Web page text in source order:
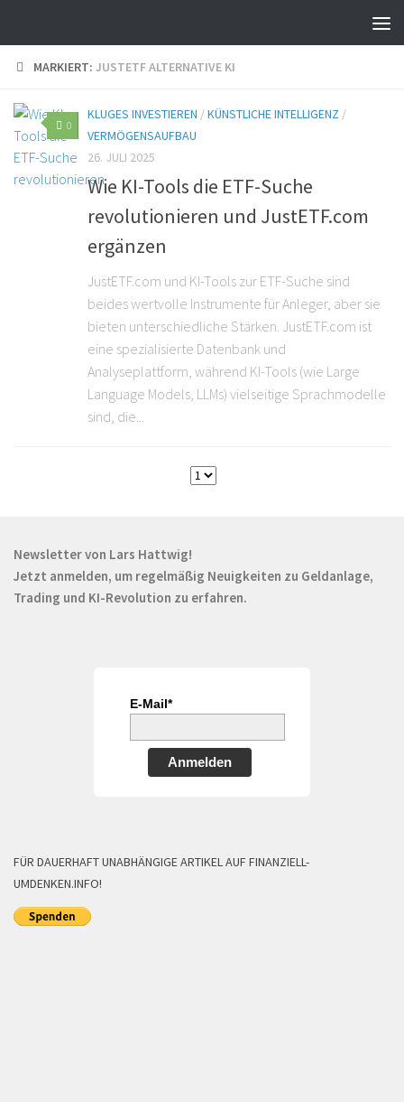
MARKIERT: JUSTETF ALTERNATIVE KI
0
KLUGES INVESTIEREN /KÜNSTLICHE INTELLIGENZ /
VERMÖGENSAUFBAU
26. JULI 2025
Wie KI-Tools die ETF-Suche
revolutionieren und JustETF.com
ergänzen
JustETF.com und KI-Tools zur ETF-Suche sind
beides wertvolle Instrumente für Anleger, aber sie
bieten unterschiedliche Stärken. JustETF.com ist
eine spezialisierte Datenbank und
Analyseplattform, während KI-Tools (wie Large
Language Models, LLMs) vielseitige Sprachmodelle
sind, die...
Newsletter von Lars Hattwig!
Jetzt anmelden, um regelmäßig Neuigkeiten zu Geldanlage,
Trading und KI-Revolution zu erfahren.
E-Mail*
Anmelden
FÜR DAUERHAFT UNABHÄNGIGE ARTIKEL AUF FINANZIELL-
UMDENKEN.INFO!